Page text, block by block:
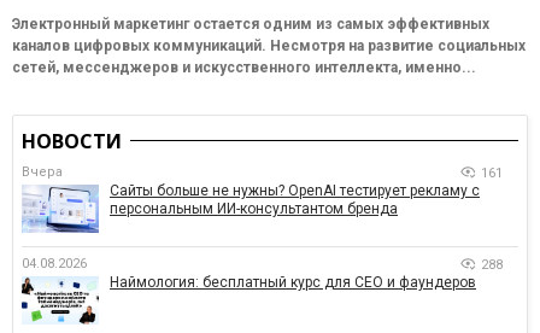
Электронный маркетинг остается одним из самых эффективных
каналов цифровых коммуникаций. Несмотря на развитие социальных
сетей, мессенджеров и искусственного интеллекта, именно...
НОВОСТИ
Вчера 161
Сайты больше не нужны? OpenAI тестирует рекламу с
персональным ИИ-консультантом бренда
04.08.2026 288
Наймология: бесплатный курс для CEO и фаундеров